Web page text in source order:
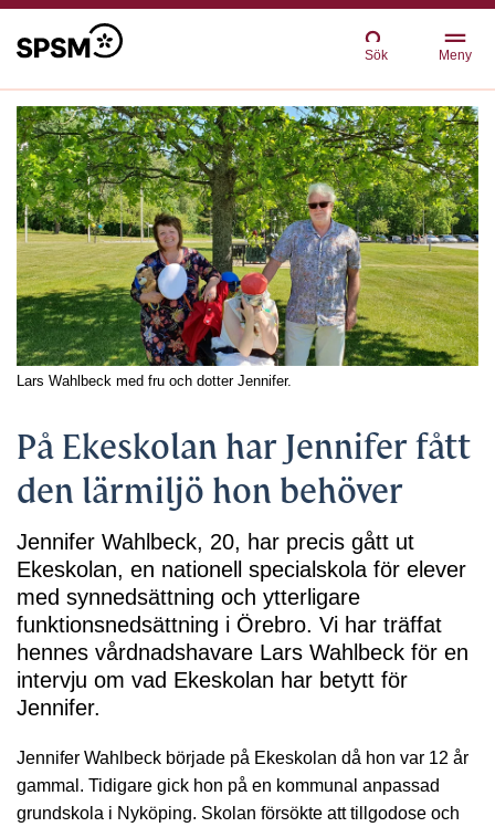
Sök Meny
Lars Wahlbeck med fru och dotter Jennifer.
På Ekeskolan har Jennifer fått
den lärmiljö hon behöver
Jennifer Wahlbeck, 20, har precis gått ut
Ekeskolan, en nationell specialskola för elever
med synnedsättning och ytterligare
funktionsnedsättning i Örebro. Vi har träffat
hennes vårdnadshavare Lars Wahlbeck för en
intervju om vad Ekeskolan har betytt för
Jennifer.
Jennifer Wahlbeck började på Ekeskolan då hon var 12 år
gammal. Tidigare gick hon på en kommunal anpassad
grundskola i Nyköping. Skolan försökte att tillgodose och